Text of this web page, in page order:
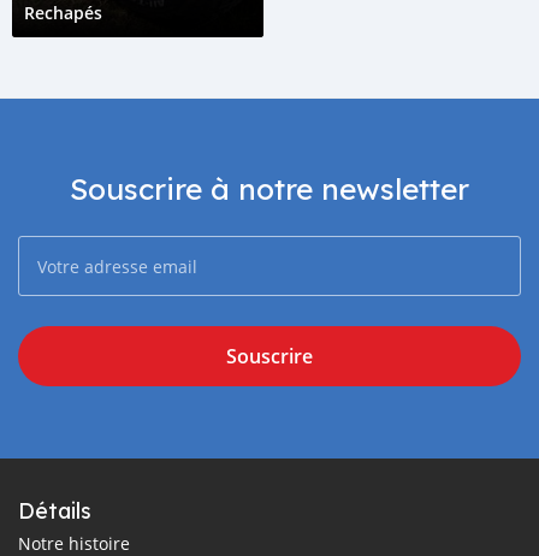
Rechapés
Souscrire à notre newsletter
Souscrire
Détails
Notre histoire